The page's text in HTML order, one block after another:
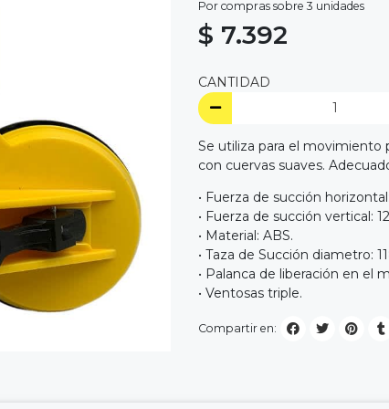
Por compras sobre 3 unidades
$ 7.392
CANTIDAD
Se utiliza para el movimiento
con cuervas suaves.
• Fuerza de succión
• Fuerza de succión vertical:
• Material: ABS.
• Taza de Succión diametro:
• Palanca de liberación en el
• Ventosas triple.
Compartir en: